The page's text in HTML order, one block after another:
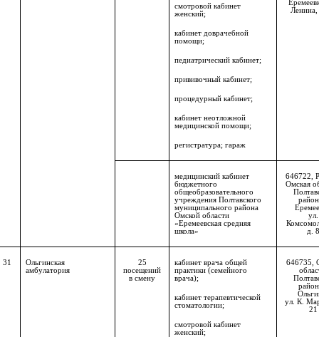
смотровой кабинет
женский;
кабинет доврачебной
помощи;
педиатрический кабинет;
прививочный кабинет;
процедурный кабинет;
кабинет неотложной
медицинской помощи;
регистратура; гараж
медицинский кабинет
бюджетного
общеобразовательного
учреждения Полтавского
муниципального района
Омской области
«Еремеевская средняя
школа»
646722,
Омская
ул.
д.
31
Ольгинская
амбулатория
25
посещений
в смену
кабинет врача общей
практики (семейного
врача);
кабинет терапевтической
стоматологии;
смотровой кабинет
женский;
646735,
ул. К.
21